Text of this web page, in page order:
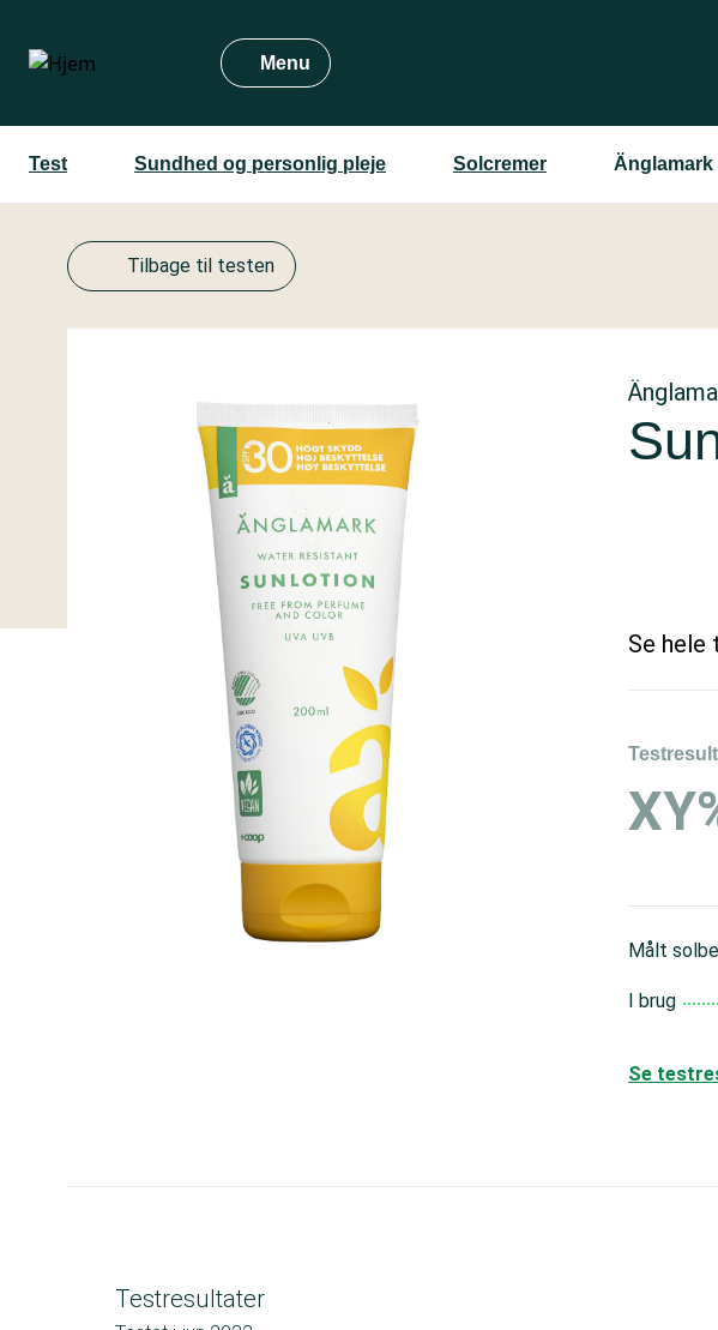
hovedindhold
Menu
Test Sundhed og personlig pleje Solcremer Änglamark
Tilbage til testen
Se hele
Målt
I brug
Se
Testresultater